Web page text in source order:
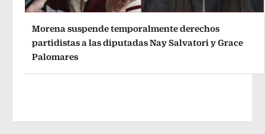
Morena suspende temporalmente derechos
partidistas a las diputadas Nay Salvatori y Grace
Palomares